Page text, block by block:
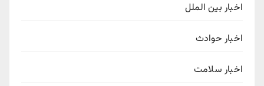
اخبار بین الملل
اخبار حوادث
اخبار سلامت